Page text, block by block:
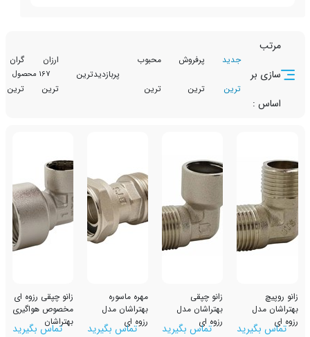
پرفروش محبوب
ترین
تخفیف
دار
167 محصول
زانو چپقی
بهتراشان مدل
رزوه ایتماس بگیرید
مهره ماسوره
بهتراشان مدل
رزوه ایتماس بگیرید
زانو چپقی رزوه ای
مخصوص هواگیری
بهتراشان
تماس بگیرید